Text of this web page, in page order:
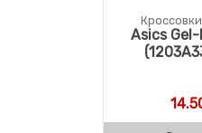
Asics Gel-